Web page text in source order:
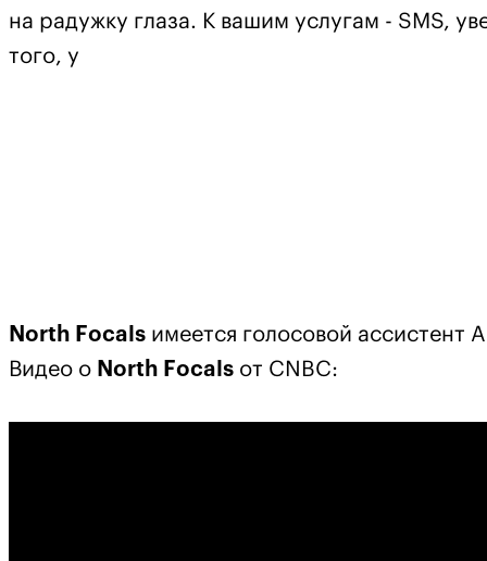
на радужку глаза. К вашим услугам - SMS,
того, у
North Focals имеется голосовой ассистент
Видео о North Focals от CNBC: